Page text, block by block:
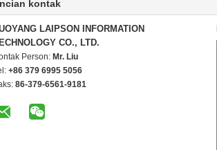
kontak
LAIPSON INFORMATION
CO., LTD.
Person: Mr. Liu
+86 379 6995 5056
86-379-6561-9181